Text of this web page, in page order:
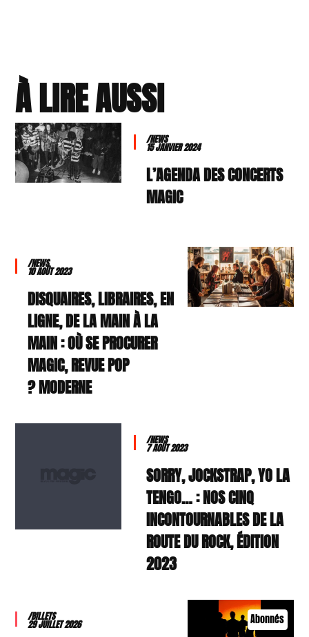
À LIRE AUSSI
/NEWS
15 JANVIER 2024
L’AGENDA DES CONCERTS
MAGIC
/NEWS
10 AOÛT 2023
DISQUAIRES, LIBRAIRES, EN
LIGNE, DE LA MAIN À LA
MAIN : OÙ SE PROCURER
MAGIC, REVUE POP
MODERNE ?
/NEWS
7 AOÛT 2023
SORRY, JOCKSTRAP, YO LA
TENGO… : NOS CINQ
INCONTOURNABLES DE LA
ROUTE DU ROCK, ÉDITION
2023
Abonnés
/BILLETS
29 JUILLET 2026